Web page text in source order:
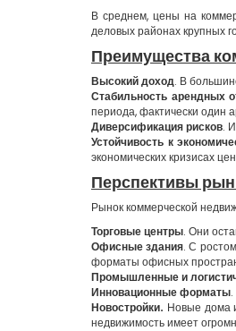
В среднем, цены на
деловых районах крупных
Преимущества
Высокий доход. В
Стабильность арендных
периода, фактически один
Диверсификация рисков.
Устойчивость к
экономических кризисах
Перспективы
Рынок коммерческой
Торговые центры. Они
Офисные здания. С
форматы офисных
Промышленные и
Инновационные форматы
Новостройки. Новые дома
недвижимость имеет